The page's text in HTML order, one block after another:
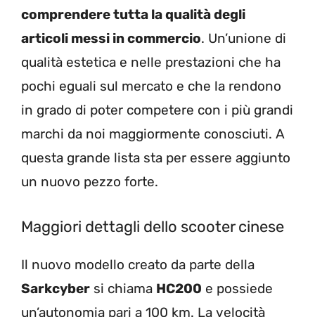
comprendere tutta la qualità degli
articoli messi in commercio. Un’unione di
qualità estetica e nelle prestazioni che ha
pochi eguali sul mercato e che la rendono
in grado di poter competere con i più grandi
marchi da noi maggiormente conosciuti. A
questa grande lista sta per essere aggiunto
un nuovo pezzo forte.
Maggiori dettagli dello scooter cinese
Il nuovo modello creato da parte della
Sarkcyber si chiama HC200 e possiede
un’autonomia pari a 100 km. La velocità